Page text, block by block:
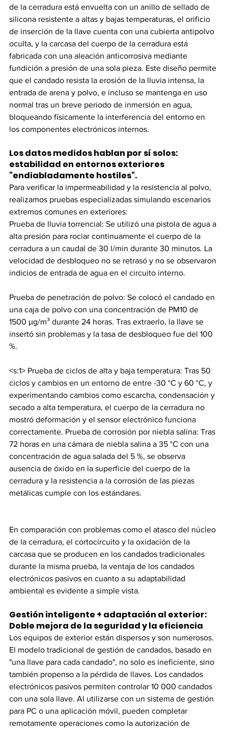
de la cerradura está envuelta con un anillo de sellado de
silicona resistente a altas y bajas temperaturas, el orificio
de inserción de la llave cuenta con una cubierta antipolvo
oculta, y la carcasa del cuerpo de la cerradura está
fabricada con una aleación anticorrosiva mediante
fundición a presión de una sola pieza. Este diseño permite
que el candado resista la erosión de la lluvia intensa, la
entrada de arena y polvo, e incluso se mantenga en uso
normal tras un breve periodo de inmersión en agua,
bloqueando físicamente la interferencia del entorno en
los componentes electrónicos internos.
Los datos medidos hablan por sí solos:
estabilidad en entornos exteriores
"endiabladamente hostiles".
Para verificar la impermeabilidad y la resistencia al polvo,
realizamos pruebas especializadas simulando escenarios
extremos comunes en exteriores:
Prueba de lluvia torrencial: Se utilizó una pistola de agua a
alta presión para rociar continuamente el cuerpo de la
cerradura a un caudal de 30 l/min durante 30 minutos. La
velocidad de desbloqueo no se retrasó y no se observaron
indicios de entrada de agua en el circuito interno.
Prueba de penetración de polvo: Se colocó el candado en
una caja de polvo con una concentración de PM10 de
1500 μg/m³ durante 24 horas. Tras extraerlo, la llave se
insertó sin problemas y la tasa de desbloqueo fue del 100
%.
<s:1> Prueba de ciclos de alta y baja temperatura: Tras 50
ciclos y cambios en un entorno de entre -30 °C y 60 °C, y
experimentando cambios como escarcha, condensación y
secado a alta temperatura, el cuerpo de la cerradura no
mostró deformación y el sensor electrónico funciona
correctamente. Prueba de corrosión por niebla salina: Tras
72 horas en una cámara de niebla salina a 35 °C con una
concentración de agua salada del 5 %, se observa
ausencia de óxido en la superficie del cuerpo de la
cerradura y la resistencia a la corrosión de las piezas
metálicas cumple con los estándares.
En comparación con problemas como el atasco del núcleo
de la cerradura, el cortocircuito y la oxidación de la
carcasa que se producen en los candados tradicionales
durante la misma prueba, la ventaja de los candados
electrónicos pasivos en cuanto a su adaptabilidad
ambiental es evidente a simple vista.
Gestión inteligente + adaptación al exterior:
Doble mejora de la seguridad y la eficiencia
Los equipos de exterior están dispersos y son numerosos.
El modelo tradicional de gestión de candados, basado en
"una llave para cada candado", no solo es ineficiente, sino
también propenso a la pérdida de llaves. Los candados
electrónicos pasivos permiten controlar 10 000 candados
con una sola llave. Al utilizarse con un sistema de gestión
para PC o una aplicación móvil, pueden completar
remotamente operaciones como la autorización de